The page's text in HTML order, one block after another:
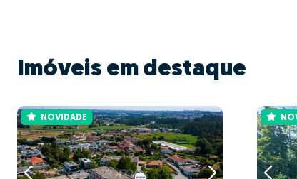
Imóveis em destaque
NOVIDADE